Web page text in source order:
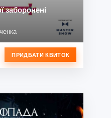
заборонені
ПРИДБАТИ КВИТОК